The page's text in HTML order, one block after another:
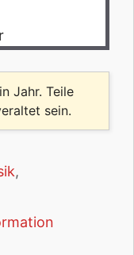
Jahr. Teile
sein.
,